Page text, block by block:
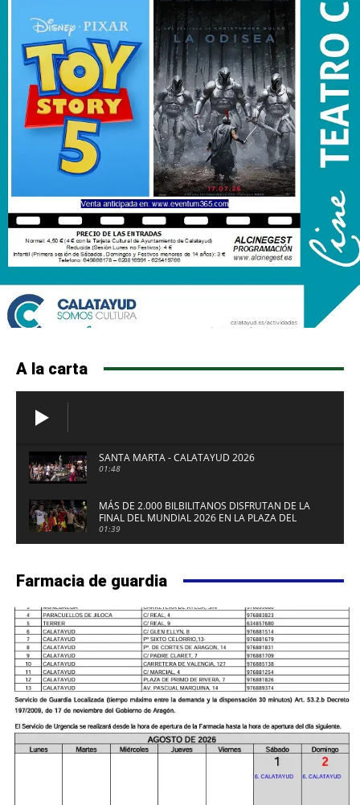
A la carta
SANTA MARTA - CALATAYUD 2026
01:48
MÁS DE 2.000 BILBILITANOS DISFRUTAN DE LA
FINAL DEL MUNDIAL 2026 EN LA PLAZA DEL
FUERTE DE CALATAYUD
01:39
Farmacia de guardia